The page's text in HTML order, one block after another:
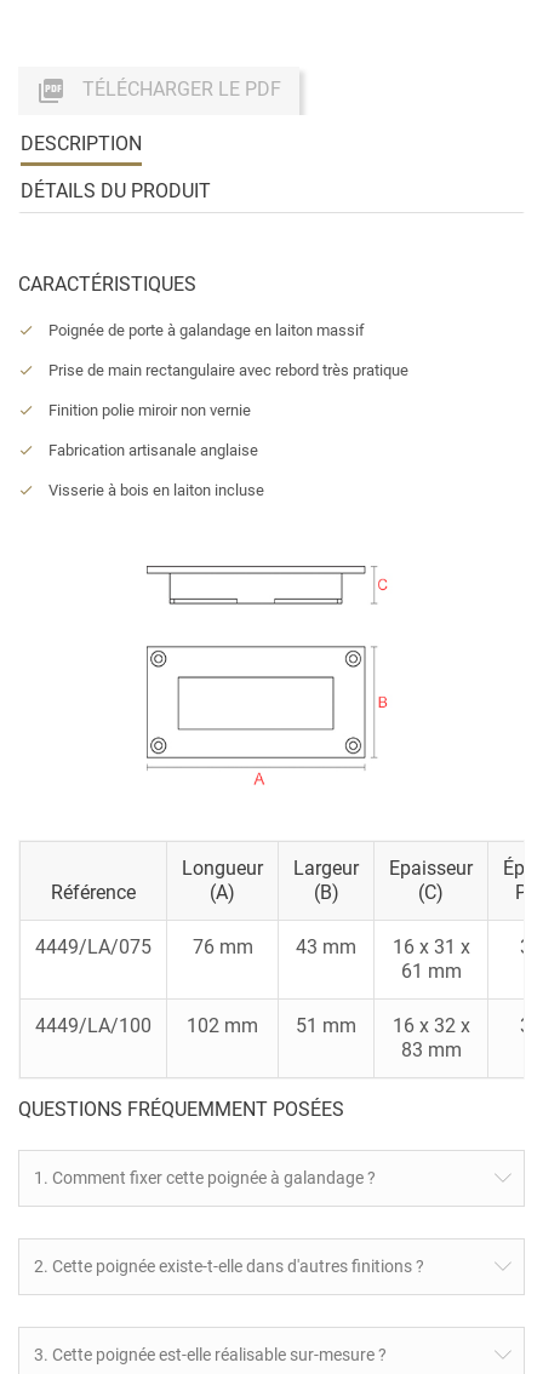
 TÉLÉCHARGER LE PDF
DESCRIPTION
DÉTAILS DU PRODUIT
CARACTÉRISTIQUES
Poignée de porte à galandage en laiton massif
Prise de main rectangulaire avec rebord très pratique
Finition polie miroir non vernie
Fabrication artisanale anglaise
Visserie à bois en laiton incluse
Référence
Longueur
(A)
Largeur
(B)
Epaisseur
(c)
4449/LA/075 76 mm 43 mm
16 x 31 x
61 mm
3
4449/LA/100 102 mm 51 mm
16 x 32 x
83 mm
3
QUESTIONS FRÉQUEMMENT POSÉES
1. Comment fixer cette poignée à galandage ?
2. Cette poignée existe-t-elle dans d'autres finitions ?
3. Cette poignée est-elle réalisable sur-mesure ?